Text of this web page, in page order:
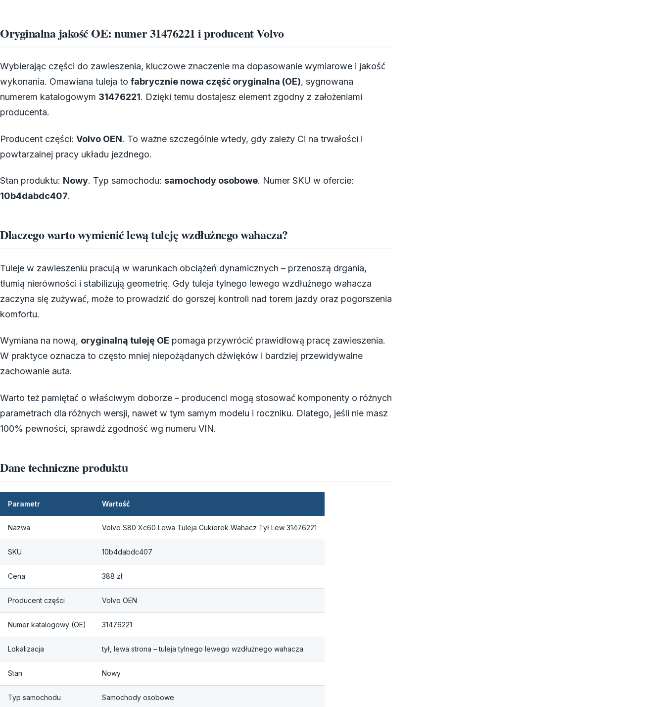
Oryginalna jakość OE: numer 31476221 i producent Volvo
Wybierając części do zawieszenia, kluczowe znaczenie ma dopasowanie wymiarowe i jakość
wykonania. Omawiana tuleja to fabrycznie nowa część oryginalna (OE), sygnowana
numerem katalogowym 31476221. Dzięki temu dostajesz element zgodny z założeniami
producenta.
Producent części: Volvo OEN. To ważne szczególnie wtedy, gdy zależy Ci na trwałości i
powtarzalnej pracy układu jezdnego.
Stan produktu: Nowy. Typ samochodu: samochody osobowe. Numer SKU w ofercie:
10b4dabdc407.
Dlaczego warto wymienić lewą tuleję wzdłużnego wahacza?
Tuleje w zawieszeniu pracują w warunkach obciążeń dynamicznych – przenoszą drgania,
tłumią nierówności i stabilizują geometrię. Gdy tuleja tylnego lewego wzdłużnego wahacza
zaczyna się zużywać, może to prowadzić do gorszej kontroli nad torem jazdy oraz pogorszenia
komfortu.
Wymiana na nową, oryginalną tuleję OE pomaga przywrócić prawidłową pracę zawieszenia.
W praktyce oznacza to często mniej niepożądanych dźwięków i bardziej przewidywalne
zachowanie auta.
Warto też pamiętać o właściwym doborze – producenci mogą stosować komponenty o różnych
parametrach dla różnych wersji, nawet w tym samym modelu i roczniku. Dlatego, jeśli nie masz
100% pewności, sprawdź zgodność wg numeru VIN.
Dane techniczne produktu
Parametr Wartość
Nazwa Volvo S80 Xc60 Lewa Tuleja Cukierek Wahacz Tył Lew 31476221
SKU 10b4dabdc407
Cena 388 zł
Producent części Volvo OEN
Numer katalogowy (OE) 31476221
Lokalizacja tył, lewa strona – tuleja tylnego lewego wzdłużnego wahacza
Stan Nowy
Typ samochodu Samochody osobowe